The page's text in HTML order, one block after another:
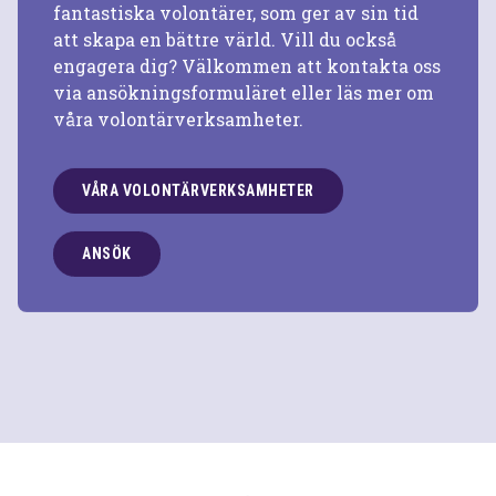
fantastiska volontärer, som ger av sin tid
att skapa en bättre värld. Vill du också
engagera dig? Välkommen att kontakta oss
via ansökningsformuläret eller läs mer om
våra volontärverksamheter.
VÅRA VOLONTÄRVERKSAMHETER
ANSÖK